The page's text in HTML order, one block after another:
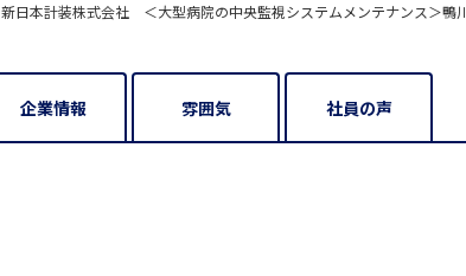
新日本計装株式会社 ＜大型病院の中央監視システムメンテナンス＞鴨川
企業情報 雰囲気 社員の声